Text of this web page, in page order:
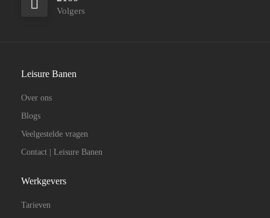
Volgers
Leisure Banen
Over ons
Blogs
Veelgestelde vragen
Contact | Leisure Banen
Werkgevers
Tarieven